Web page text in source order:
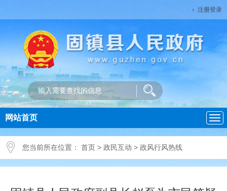
注册登录
导
航
网站首页
您当前所在位置： 首页 > 政民互动 > 政风行风热线